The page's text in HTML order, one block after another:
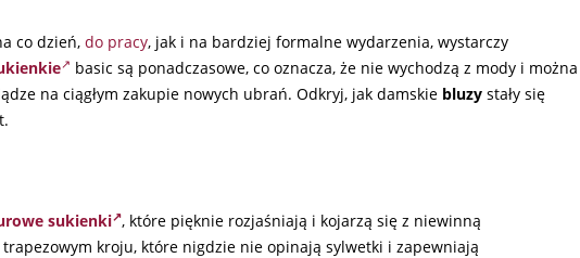
co dzień, do pracy, jak i na bardziej formalne wydarzenia, wystarczy
basic są ponadczasowe, co oznacza, że nie wychodzą z mody i można
na ciągłym zakupie nowych ubrań. Odkryj, jak damskie bluzy stały się
sukienki , które pięknie rozjaśniają i kojarzą się z niewinną
kroju, które nigdzie nie opinają sylwetki i zapewniają